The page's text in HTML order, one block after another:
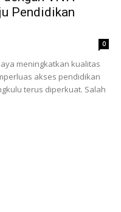
Pendidikan
0
meningkatkan kualitas
akses pendidikan
terus diperkuat. Salah